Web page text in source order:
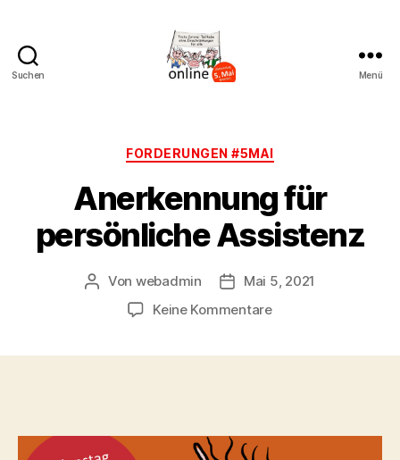
Suchen Menü
Kategorien
FORDERUNGEN #5MAI
Anerkennung für
persönliche Assistenz
Beitragsautor
Von webadmin Beitragsdatum
Mai 5, 2021
Keine Kommentarezu